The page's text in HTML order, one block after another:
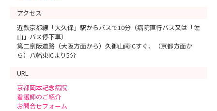
アクセス
近鉄京都線「大久保」駅からバスで10分（病院直行バス又は「佐
山」バス停下車）
第二京阪道路（大阪方面から）久御山南ICすぐ、（京都方面か
ら）八幡東ICより5分
URL
京都岡本記念病院
看護師のご紹介
お問合せフォーム